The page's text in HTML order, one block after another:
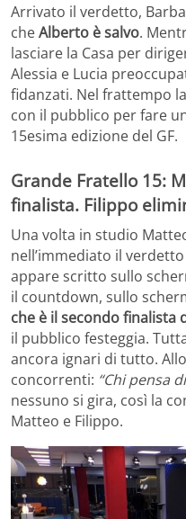
Arrivato il verdetto,
cheAlberto è salvo.
lasciare la Casa per
Alessia e Lucia
fidanzati. Nel frattempo
con il pubblico per fare
15esima edizione del GF.
Grande Fratello 15:
finalista. Filippo
Una volta in studio
nell’immediato il
appare scritto sullo
il countdown, sullo
che è il secondo finalista
il pubblico festeggia.
ancora ignari di tutto.
concorrenti: “Chi pensa
nessuno si gira, così la
Matteo e Filippo.